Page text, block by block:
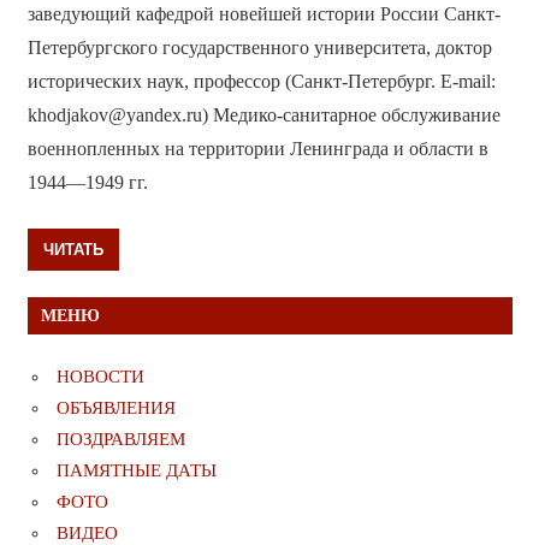
заведующий кафедрой новейшей истории России Санкт-
Петербургского государственного университета, доктор
исторических наук, профессор (Санкт-Петербург. E-mail:
khodjakov@yandex.ru) Медико-санитарное обслуживание
военнопленных на территории Ленинграда и области в
1944—1949 гг.
ЧИТАТЬ
МЕНЮ
НОВОСТИ
ОБЪЯВЛЕНИЯ
ПОЗДРАВЛЯЕМ
ПАМЯТНЫЕ ДАТЫ
ФОТО
ВИДЕО